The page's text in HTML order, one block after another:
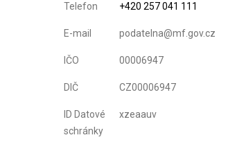
Telefon +420 257 041 111
E-mail podatelna@mf.gov.cz
IČO 00006947
DIČ CZ00006947
ID Datové
schránky
xzeaauv